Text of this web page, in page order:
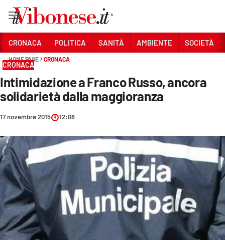
Sezioni
CRONACA
POLITICA
SANITÀ
AMBIENTE
SOCIETÀ
CULTURA
ECONOMIA E LAVORO
EVENTI
CRONACA POLITICA SANITÀ AMBIENTE SOCIETÀ
HOME PAGE CRONACA
CRONACA
Intimidazione a Franco Russo, ancora
solidarietà dalla maggioranza
17 novembre 2015 12:08